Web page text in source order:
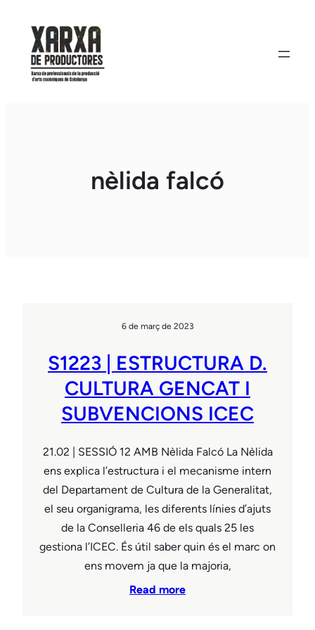
contingut
nèlida falcó
6 de març de 2023
S1223 | ESTRUCTURA D.
CULTURA GENCAT I
SUBVENCIONS ICEC
21.02 | SESSIÓ 12 AMB Nèlida Falcó La Nèlida
ens explica l’estructura i el mecanisme intern
del Departament de Cultura de la Generalitat,
el seu organigrama, les diferents línies d’ajuts
de la Conselleria 46 de els quals 25 les
gestiona l’ICEC. És útil saber quin és el marc on
ens movem ja que la majoria,
Read more